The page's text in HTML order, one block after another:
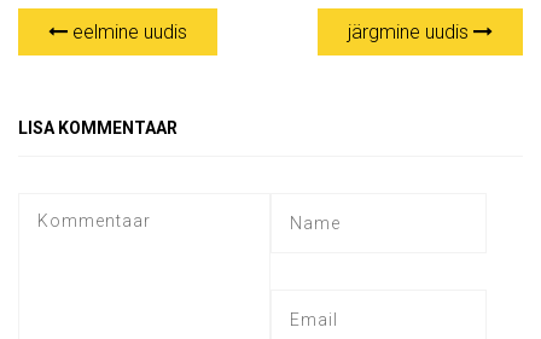
eelmine uudis järgmine uudis
LISA KOMMENTAAR